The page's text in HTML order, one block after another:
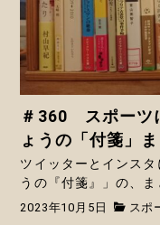
＃360 スポーツ
ょうの「付箋」
ツイッターとインス
うの『付箋』」の、
2023年10月5日 スポ